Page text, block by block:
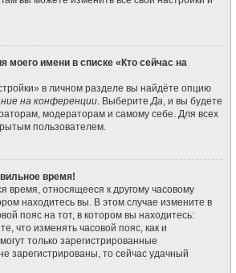
моего имени в списке «Кто сейчас на
в личном разделе вы найдёте опцию
на конференции. ВыберитеДа, и вы будете
модераторам и самому себе. Для всех
пользователем.
время!
время, относящееся к другому часовому
находитесь вы. В этом случае измените в
пояс на тот, в котором вы находитесь:
что изменять часовой пояс, как и
только зарегистрированные
зарегистрированы, то сейчас удачный